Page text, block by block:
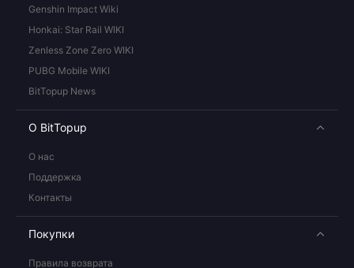
Genshin Impact Wiki
Honkai: Star Rail WIKI
Zenless Zone Zero WIKI
PUBG Mobile WIKI
BitTopup News
О BitTopup
О нас
Поддержка
Контакты
Покупки
Правила возврата